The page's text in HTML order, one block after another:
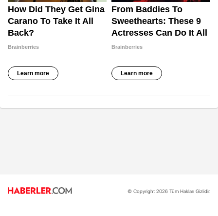
© Copyright 2026 Tüm Hakları Gizlidir.